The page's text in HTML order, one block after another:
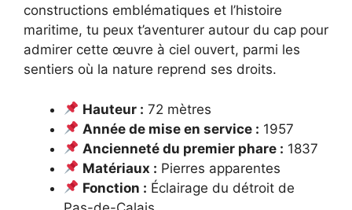
constructions emblématiques et l’histoire
maritime, tu peux t’aventurer autour du cap pour
admirer cette œuvre à ciel ouvert, parmi les
sentiers où la nature reprend ses droits.
Hauteur : 72 mètres
Année de mise en service : 1957
Ancienneté du premier phare : 1837
Matériaux : Pierres apparentes
Fonction : Éclairage du détroit de